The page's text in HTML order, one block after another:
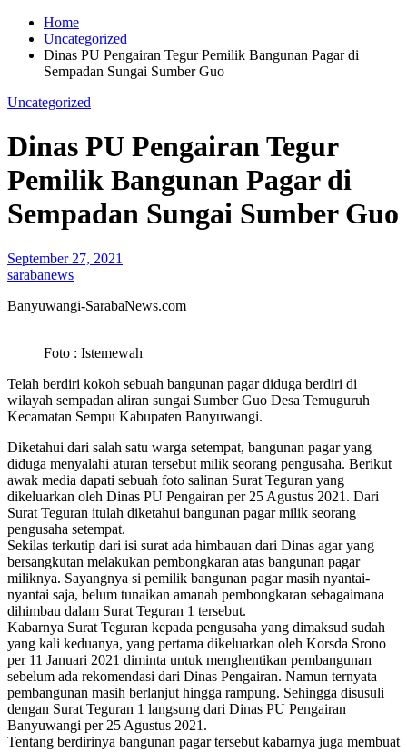
Home
Uncategorized
Dinas PU Pengairan Tegur Pemilik Bangunan Pagar di
Sempadan Sungai Sumber Guo
Uncategorized
Dinas PU Pengairan Tegur
Pemilik Bangunan Pagar di
Sempadan Sungai Sumber Guo
September 27, 2021
sarabanews
Banyuwangi-SarabaNews.com
Foto : Istemewah
Telah berdiri kokoh sebuah bangunan pagar diduga berdiri di
wilayah sempadan aliran sungai Sumber Guo Desa Temuguruh
Kecamatan Sempu Kabupaten Banyuwangi.
Diketahui dari salah satu warga setempat, bangunan pagar yang
diduga menyalahi aturan tersebut milik seorang pengusaha. Berikut
awak media dapati sebuah foto salinan Surat Teguran yang
dikeluarkan oleh Dinas PU Pengairan per 25 Agustus 2021. Dari
Surat Teguran itulah diketahui bangunan pagar milik seorang
pengusaha setempat.
Sekilas terkutip dari isi surat ada himbauan dari Dinas agar yang
bersangkutan melakukan pembongkaran atas bangunan pagar
miliknya. Sayangnya si pemilik bangunan pagar masih nyantai-
nyantai saja, belum tunaikan amanah pembongkaran sebagaimana
dihimbau dalam Surat Teguran 1 tersebut.
Kabarnya Surat Teguran kepada pengusaha yang dimaksud sudah
yang kali keduanya, yang pertama dikeluarkan oleh Korsda Srono
per 11 Januari 2021 diminta untuk menghentikan pembangunan
sebelum ada rekomendasi dari Dinas Pengairan. Namun ternyata
pembangunan masih berlanjut hingga rampung. Sehingga disusuli
dengan Surat Teguran 1 langsung dari Dinas PU Pengairan
Banyuwangi per 25 Agustus 2021.
Tentang berdirinya bangunan pagar tersebut kabarnya juga membuat